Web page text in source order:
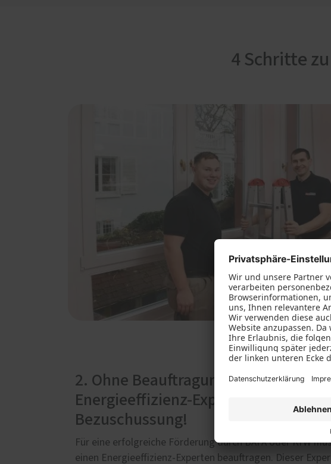
4 Schritte
2. Ohne Beauftragung eines
Energieeffizienz-Experten keine
Bezuschussung!
Für eine erfolgreiche Förderung durch BAFA oder KfW
einen Energieeffizienz-Experten beauftragen. Dieser